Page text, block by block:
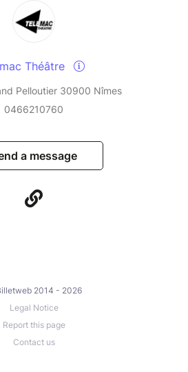
Théâtre
Pelloutier 30900 Nîmes
0466210760
a message
2014 - 2026
Legal Notice
Report this page
Contact us